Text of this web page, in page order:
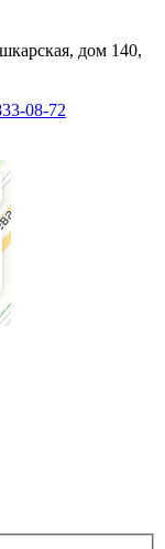
дом 140,
08-72